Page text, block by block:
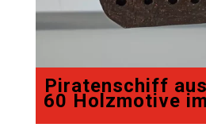
Piratenschiff
60 Holzmotive